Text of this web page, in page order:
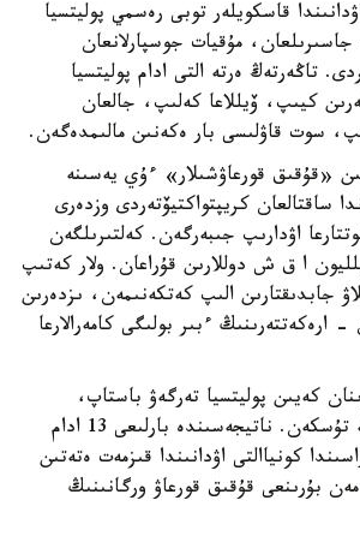
قاسكويلەر توبى رەسمي پوليتسيا
جاسىرىلعان، مۇقيات جوسپارلانعان
تاڭەرتەڭ ەرتە التى ادام پوليتسيا
كيىپ، ۆيللاعا كەلىپ، جالعان
سوت قاۋلىسى بار ەكەنىن مالىمدەگەن.
«قۇقىق قورعاۋشىلار» ءۇي يەسىنە
ساقتالعان كريپتواكتيۆتەردى وزدەرى
اۋدارىپ جىبەرگەن. كەلتىرىلگەن
شامامەن 4 ميلليون ا ق ش دوللارىن قۇراعان. ولار كەتىپ
جابدىقتارىن الىپ كەتكەنىمەن، ىزدەرىن
ارەكەتتەرىنىڭ ءبىر بولىگى كامەرالارعا
كەيىن پوليتسيا تەرگەۋ باستاپ،
كۇدىكتىلەردىڭ ىزىنە تۇسكەن. ناتيجەسىندە بارلىعى 13 ادام
كونياالتى اۋدانىندا قىزمەت ەتەتىن
مەن بۇرىنعى قۇقىق قورعاۋ ورگانىنىڭ